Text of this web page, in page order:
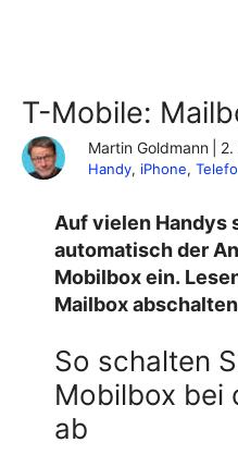
T-Mobile:
Martin Goldmann 2.
Handy, iPhone,
Auf vielen Handys
automatisch der
Mobilbox ein.
Mailbox
So schalten
Mobilbox bei
ab